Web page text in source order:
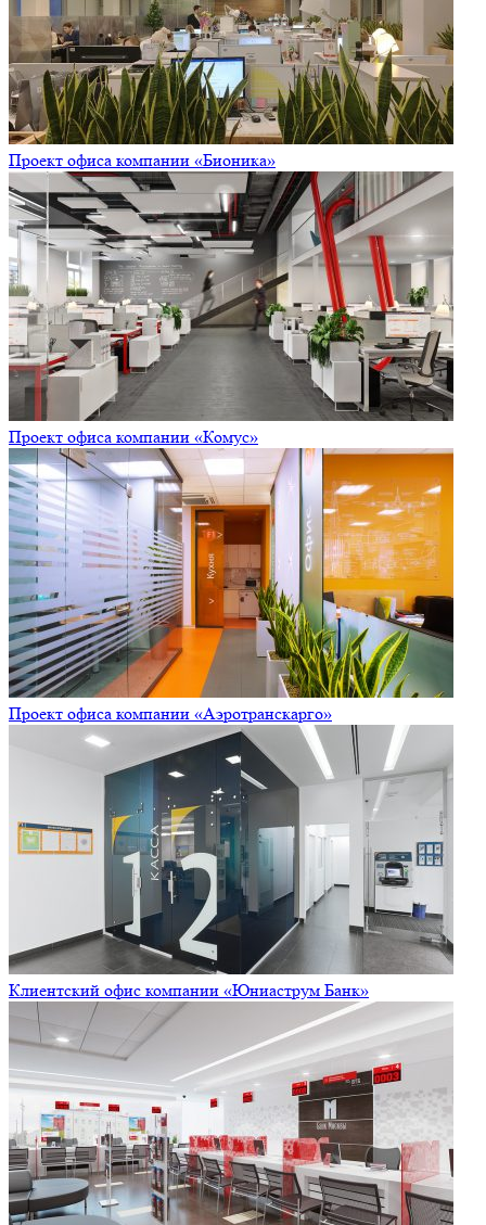
Проект офиса компании «Бионика»
Проект офиса компании «Комус»
Проект офиса компании «Аэротранскарго»
Клиентский офис компании «Юниаструм Банк»